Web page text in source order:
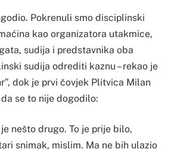
Pokrenuli smo disciplinski
kao organizatora utakmice,
sudija i predstavnika oba
sudija odrediti kaznu – rekao je
dok je prvi čovjek Plitvica Milan
se to nije dogodilo:
nešto drugo. To je prije bilo,
snimak, mislim. Ma ne bih ulazio